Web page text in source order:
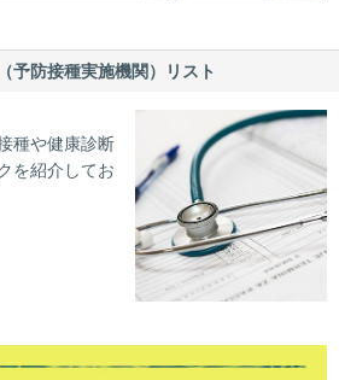
予防接種実施機関）リスト
種や健康診断
を紹介してお